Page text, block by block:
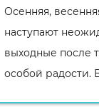
Осенняя,
наступают
выходные после
особой радости.